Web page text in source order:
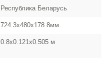
Республика Беларусь
724.3x480x178.8мм
0.8x0.121x0.505 м